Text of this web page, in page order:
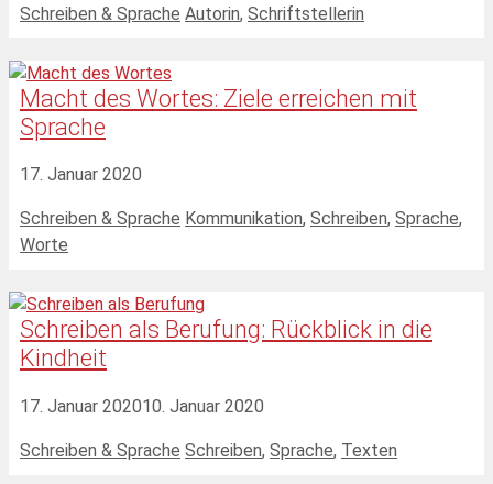
Kategorien
Schreiben & Sprache Schlagwörter
Autorin, Schriftstellerin
Macht des Wortes: Ziele erreichen mit
Sprache
17. Januar 2020
Kategorien
Schreiben & Sprache Schlagwörter
Kommunikation, Schreiben, Sprache,
Worte
Schreiben als Berufung: Rückblick in die
Kindheit
17. Januar 202010. Januar 2020
Kategorien
Schreiben & Sprache Schlagwörter
Schreiben, Sprache, Texten